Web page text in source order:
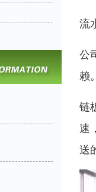
流
公
赖
链
速
送